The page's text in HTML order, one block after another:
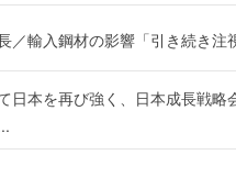
／輸入鋼材の影響「引き続き注
日本を再び強く、日本成長戦略